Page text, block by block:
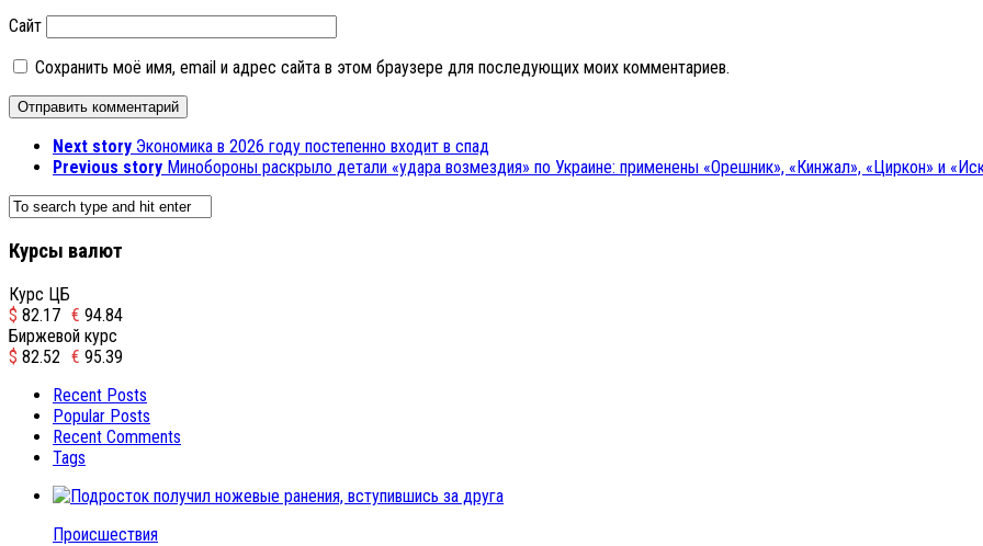
Сайт
Сохранить моё имя, email и адрес сайта в этом браузере для последующих моих комментариев.
Next story Экономика в 2026 году постепенно входит в спад
Previous story Минобороны раскрыло детали «удара возмездия» по Украине: применены «Орешник», «Кинжал», «Циркон» и
Курсы валют
Курс ЦБ
$ 82.17 € 94.84
Биржевой курс
$ 82.52 € 95.39
Recent Posts
Popular Posts
Recent Comments
Tags
Происшествия